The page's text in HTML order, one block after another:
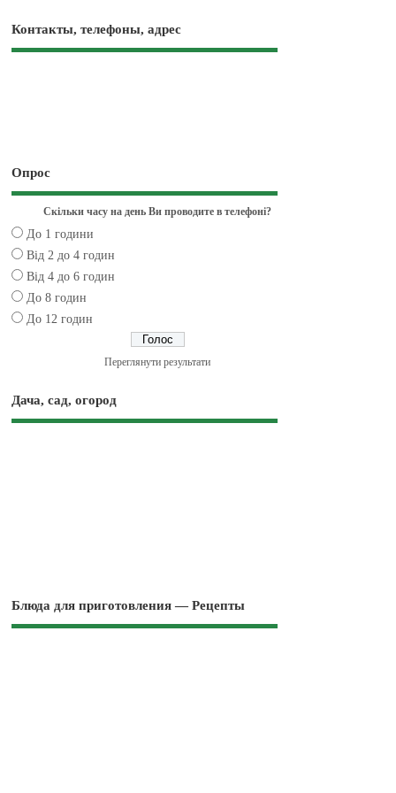
Контакты, телефоны, адрес
Опрос
Скільки часу на день Ви проводите в телефоні?
До 1 години
Від 2 до 4 годин
Від 4 до 6 годин
До 8 годин
До 12 годин
Переглянути результати
Дача, сад, огород
Блюда для приготовления — Рецепты